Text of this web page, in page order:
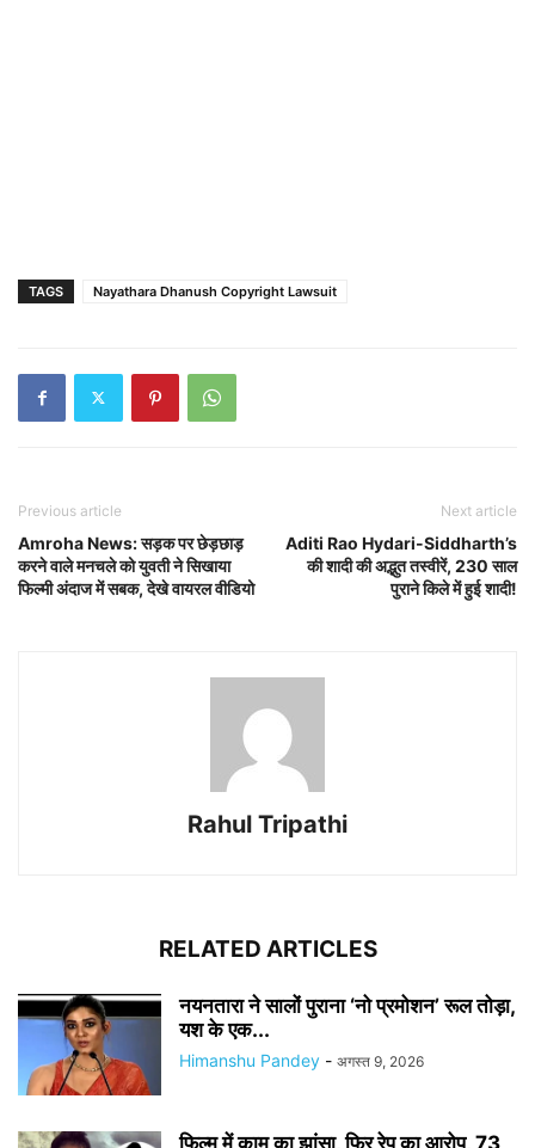
TAGS Nayathara Dhanush Copyright Lawsuit
Previous article
Amroha News: सड़क पर छेड़छाड़
करने वाले मनचले को युवती ने सिखाया
फिल्मी अंदाज में सबक, देखे वायरल वीडियो
Next article
Aditi Rao Hydari-Siddharth’s
की शादी की अद्भुत तस्वीरें, 230 साल
पुराने किले में हुई शादी!
Rahul Tripathi
RELATED ARTICLES
नयनतारा ने सालों पुराना ‘नो प्रमोशन’ रूल तोड़ा,
यश के एक...
Himanshu Pandey - अगस्त 9, 2026
फिल्म में काम का झांसा, फिर रेप का आरोप, 73